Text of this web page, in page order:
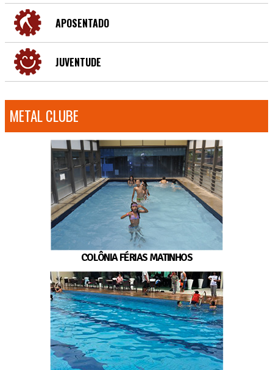
APOSENTADO
JUVENTUDE
METAL CLUBE
COLÔNIA FÉRIAS MATINHOS